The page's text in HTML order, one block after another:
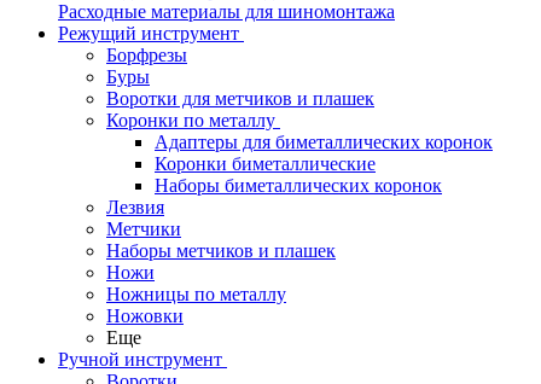
Расходные материалы для шиномонтажа
Режущий инструмент
Борфрезы
Буры
Воротки для метчиков и плашек
Коронки по металлу
Адаптеры для биметаллических коронок
Коронки биметаллические
Наборы биметаллических коронок
Лезвия
Метчики
Наборы метчиков и плашек
Ножи
Ножницы по металлу
Ножовки
Еще
Ручной инструмент